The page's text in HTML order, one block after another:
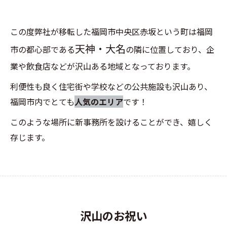
この度弊社が移転した福岡市中央区赤坂という町は福岡
市の都心部である天神・大名の隣に位置しており、企
業や飲食店などが沢山ある地域となっております。
利便性も良く住宅街や学校などの公共施設も沢山あり、
福岡市内でとても人気のエリアです！
このような場所に新事務所を設けることができ、嬉しく
存じます。
沢山のお祝い